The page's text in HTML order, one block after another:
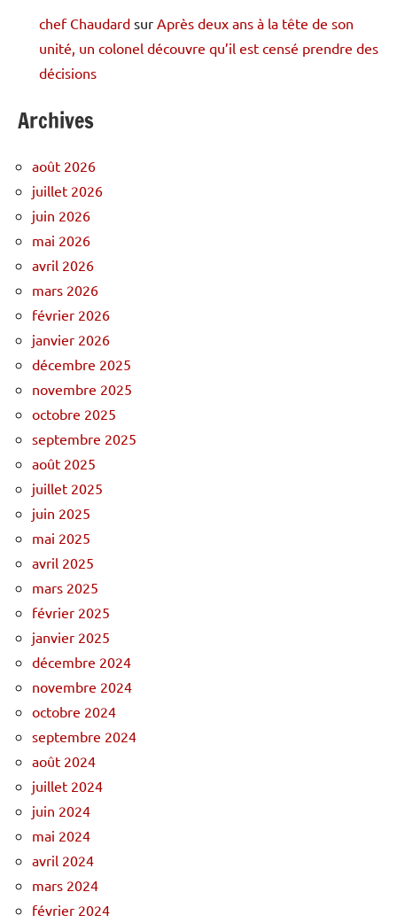
chef Chaudard sur Après deux ans à la tête de son
unité, un colonel découvre qu’il est censé prendre des
décisions
Archives
août 2026
juillet 2026
juin 2026
mai 2026
avril 2026
mars 2026
février 2026
janvier 2026
décembre 2025
novembre 2025
octobre 2025
septembre 2025
août 2025
juillet 2025
juin 2025
mai 2025
avril 2025
mars 2025
février 2025
janvier 2025
décembre 2024
novembre 2024
octobre 2024
septembre 2024
août 2024
juillet 2024
juin 2024
mai 2024
avril 2024
mars 2024
février 2024